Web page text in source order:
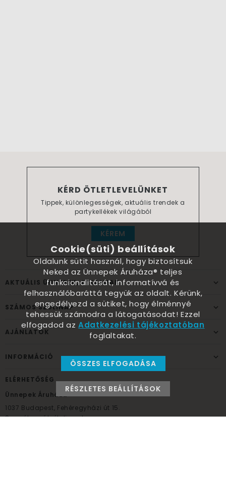
KÉRD ÖTLETLEVELÜNKET
Tippek, különlegességek, aktuális trendek a
partykellékek világából
KÉREM
AKTUÁLIS ÜNNEPEK, ALKALMAK
SZÁMOS SZÜLINAP
AJÁNLATOK
INFORMÁCIÓ
ELÉRHETŐSÉG
Ünnepek Áruháza
1037 Budapest, Fehéregyházi út 15.
Személyes átvételi pont
Cookie(süti) beállítások
Oldalunk sütit használ, hogy biztosítsuk
Neked az Ünnepek Áruháza® teljes
funkcionalitását, informatívvá és
felhasználóbaráttá tegyük az oldalt. Kérünk,
engedélyezd a sütiket, hogy élménnyé
tehessük számodra a látogatásodat! Ezzel
elfogadod azAdatkezelési tájékoztatóban
foglaltakat.
ÖSSZES ELFOGADÁSA
RÉSZLETES BEÁLLÍTÁSOK